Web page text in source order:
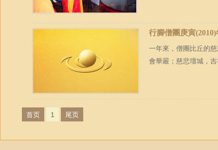
行腳僧團庚寅
一年來，僧團比丘的
會華嚴；慈悲壇城，
首页 1 尾页